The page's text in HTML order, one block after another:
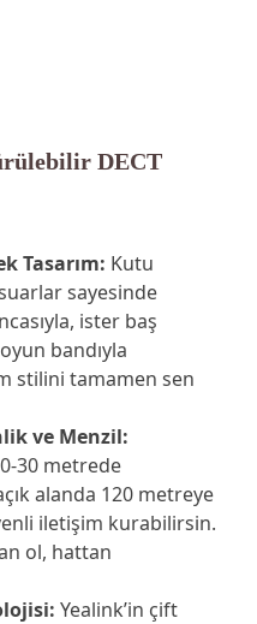
DECT
Tasarım: Kutu
sayesinde
ister baş
bandıyla
stilini tamamen sen
ve Menzil:
30 metrede
alanda 120 metreye
iletişim kurabilirsin.
ol, hattan
Yealink’in çift